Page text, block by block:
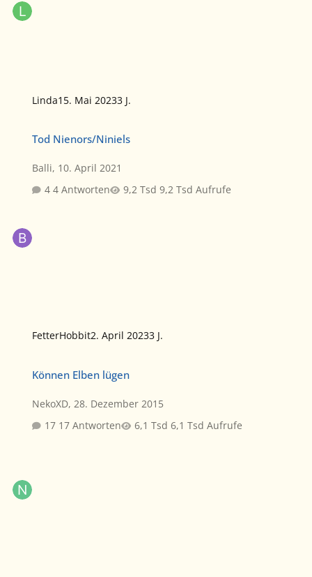
Linda15. Mai 20233 J.
Tod Nienors/Niniels
Balli, 10. April 2021
4 Antworten
9,2 Tsd Aufrufe
FetterHobbit2. April 20233 J.
Können Elben lügen
NekoXD, 28. Dezember 2015
17 Antworten
6,1 Tsd Aufrufe